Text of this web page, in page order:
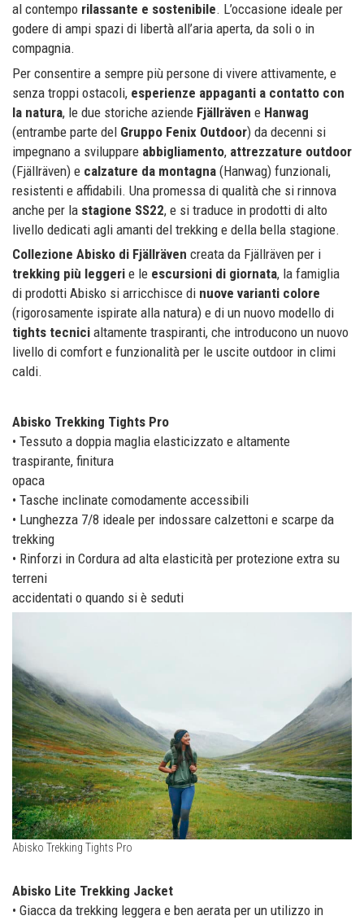
al contempo rilassante e sostenibile. L’occasione ideale per
godere di ampi spazi di libertà all’aria aperta, da soli o in
compagnia.
Per consentire a sempre più persone di vivere attivamente, e
senza troppi ostacoli, esperienze appaganti a contatto con
la natura, le due storiche aziende Fjällräven e Hanwag
(entrambe parte del Gruppo Fenix Outdoor) da decenni si
impegnano a sviluppare abbigliamento, attrezzature outdoor
(Fjällräven) e calzature da montagna (Hanwag) funzionali,
resistenti e affidabili. Una promessa di qualità che si rinnova
anche per la stagione SS22, e si traduce in prodotti di alto
livello dedicati agli amanti del trekking e della bella stagione.
Collezione Abisko di Fjällräven creata da Fjällräven per i
trekking più leggeri e le escursioni di giornata, la famiglia
di prodotti Abisko si arricchisce di nuove varianti colore
(rigorosamente ispirate alla natura) e di un nuovo modello di
tights tecnici altamente traspiranti, che introducono un nuovo
livello di comfort e funzionalità per le uscite outdoor in climi
caldi.
Abisko Trekking Tights Pro
• Tessuto a doppia maglia elasticizzato e altamente
traspirante, finitura
opaca
• Tasche inclinate comodamente accessibili
• Lunghezza 7/8 ideale per indossare calzettoni e scarpe da
trekking
• Rinforzi in Cordura ad alta elasticità per protezione extra su
terreni
accidentati o quando si è seduti
Abisko Trekking Tights Pro
Abisko Lite Trekking Jacket
• Giacca da trekking leggera e ben aerata per un utilizzo in